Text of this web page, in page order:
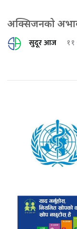
अक्सिजनको
सुदूर आज